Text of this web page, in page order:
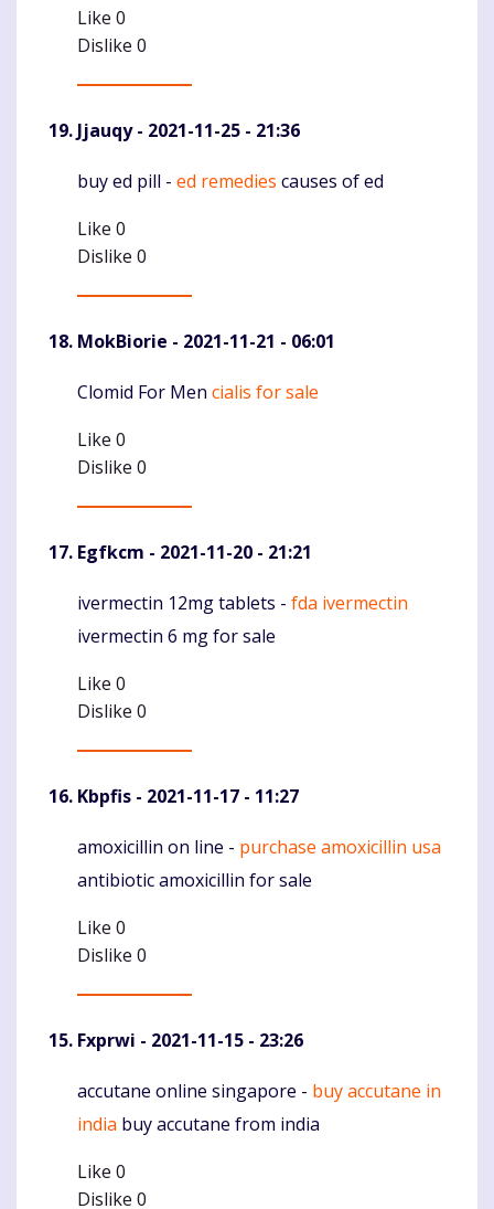
Like 0
Dislike 0
Jjauqy- 2021-11-25 - 21:36
Komentaras
buy ed pill - ed remedies causes of ed
Like 0
Dislike 0
MokBiorie - 2021-11-21 - 06:01
Komentaras
Clomid For Men cialis for sale
Like 0
Dislike 0
Egfkcm - 2021-11-20 - 21:21
Komentaras
ivermectin 12mg tablets - fda ivermectin
ivermectin 6 mg for sale
Like 0
Dislike 0
Kbpfis - 2021-11-17 - 11:27
Komentaras
amoxicillin on line - purchase amoxicillin usa
antibiotic amoxicillin for sale
Like 0
Dislike 0
Fxprwi - 2021-11-15 - 23:26
Komentaras
accutane online singapore - buy accutane in
india buy accutane from india
Like 0
Dislike 0